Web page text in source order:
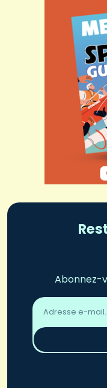
Abonnez-
Adresse
email